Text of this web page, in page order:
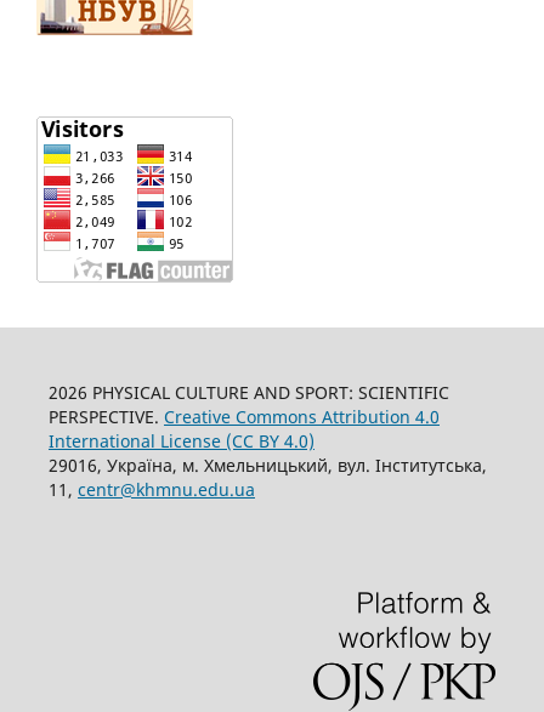
2026 PHYSICAL CULTURE AND SPORT: SCIENTIFIC
PERSPECTIVE. Creative Commons Attribution 4.0
International License (CC BY 4.0)
29016, Україна, м. Хмельницький, вул. Інститутська,
11, centr@khmnu.edu.ua